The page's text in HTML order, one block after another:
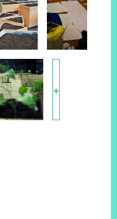
+